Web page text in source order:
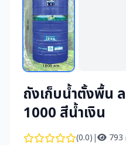
ถังเก็บน้ำตั้งพื้น
1000 สีน้ำเงิน
(0.0)| 793